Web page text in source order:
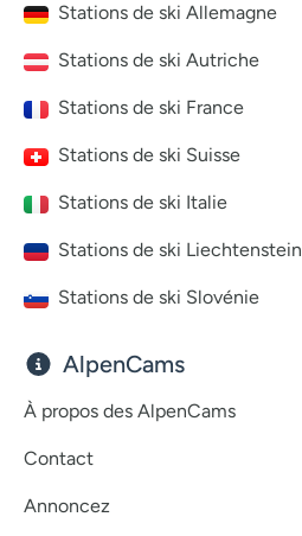
Stations de ski Allemagne
Stations de ski Autriche
Stations de ski France
Stations de ski Suisse
Stations de ski Italie
Stations de ski Liechtenstein
Stations de ski Slovénie
AlpenCams
À propos des AlpenCams
Contact
Annoncez